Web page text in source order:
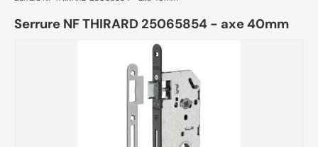
Serrure NF THIRARD 25065854 - axe 40mm